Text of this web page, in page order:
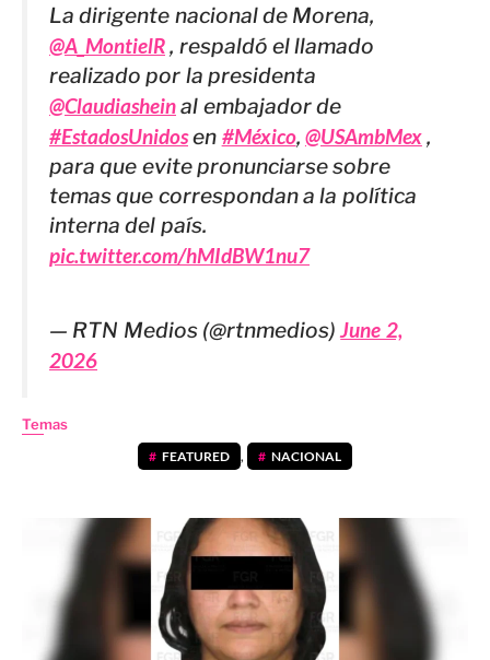
La dirigente nacional de Morena,
@A_MontielR, respaldó el llamado
realizado por la presidenta
@Claudiasheinal embajador de
#EstadosUnidosen #México, @USAmbMex,
para que evite pronunciarse sobre
temas que correspondan a la política
interna del país.
pic.twitter.com/hMIdBW1nu7
— RTN Medios (@rtnmedios)June 2,
2026
Temas
FEATURED , NACIONAL